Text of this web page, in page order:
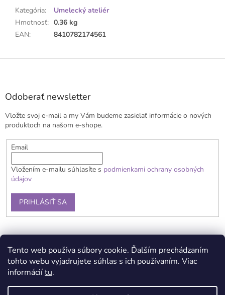
Tento web používa súbory cookie. Ďalším prechádzaním
tohto webu vyjadrujete súhlas s ich používaním. Viac
informáciítu.
Kategória:
Umelecký ateliér
Hmotnosť: 0.36 kg
EAN: 8410782174561
Z
Odoberať newsletter
Vložte svoj e-mail a my Vám budeme zasielať informácie o nových
produktoch na našom e-shope.
Email
Vložením e-mailu súhlasíte s podmienkami ochrany osobných
údajov
PRIHLÁSIŤ SA
Kontaky Podmienky ochrany osobných údajov